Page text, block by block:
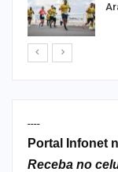
----
Portal Infonet
Receba no